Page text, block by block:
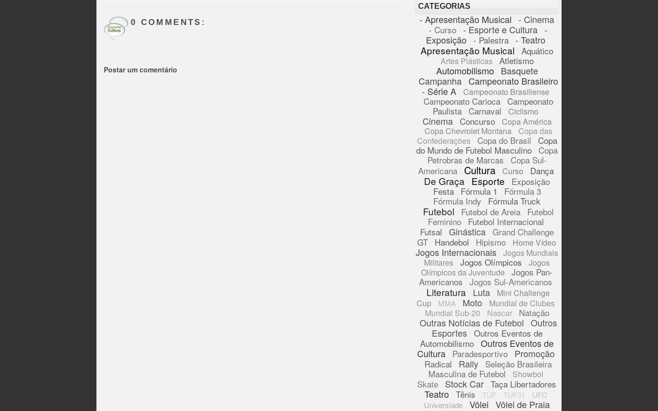
0 COMMENTS:
Postar um comentário
CATEGORIAS
- Apresentação Musical - Cinema
- Curso - Esporte e Cultura -
Exposição - Palestra - Teatro
Apresentação Musical Aquático
Artes Plásticas Atletismo
Automobilismo
Basquete
Campanha Campeonato Brasileiro
- Série A
Campeonato Brasiliense
Campeonato Carioca
Campeonato
Paulista Carnaval Ciclismo
Cinema Concurso
Copa América
Copa Chevrolet Montana
Copa das
Confederações
Copa do Brasil Copa
do Mundo de Futebol Masculino Copa
Petrobras de Marcas
Copa Sul-
Americana
Cultura Curso Dança
De Graça Esporte
Exposição
Festa
Fórmula 1
Fórmula 3
Fórmula Indy
Fórmula Truck
Futebol Futebol de Areia
Futebol
Feminino
Futebol Internacional
Futsal Ginástica Grand Challenge
GT Handebol Hipismo Home Vídeo
Jogos Internacionais
Jogos Mundiais
Militares
Jogos Olímpicos
Jogos
Olímpicos da Juventude
Jogos Pan-
Americanos Jogos Sul-Americanos
Literatura Luta
Mini Challenge
Cup
MMA Moto
Mundial de Clubes
Mundial Sub-20
Nascar Natação
Outras Notícias de Futebol Outros
Esportes Outros Eventos de
Automobilismo Outros Eventos de
Cultura
Paradesportivo Promoção
Radical Rally Seleção Brasileira
Masculina de Futebol
Showbol
Skate Stock Car Taça Libertadores
Teatro Tênis TUF TUF31
UFC
Universíade
Vôlei Vôlei de Praia